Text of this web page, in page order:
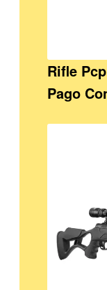
Rifle
Pago